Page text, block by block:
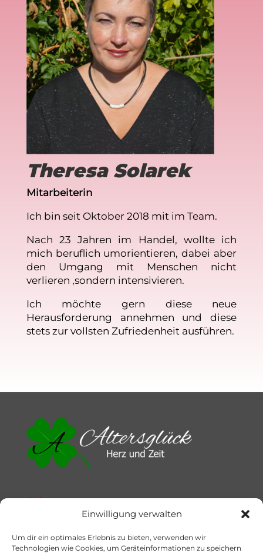
Einwilligung verwalten
Um dir ein optimales Erlebnis zu bieten, verwenden wir
Technologien wie Cookies, um Geräteinformationen zu speichern
Theresa Solarek
Mitarbeiterin
Ich bin seit Oktober 2018 mit im Team.
Nach 23 Jahren im Handel, wollte ich
mich beruflich umorientieren, dabei aber
den Umgang mit Menschen nicht
verlieren ,sondern intensivieren.
Ich möchte gern diese neue
Herausforderung annehmen und diese
stets zur vollsten Zufriedenheit ausführen.
Adresse
Heike Breuer
Ziegelweg 12